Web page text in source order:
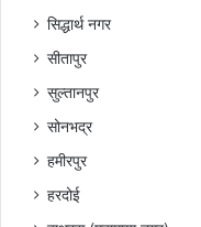
सिद्धार्थ नगर
सीतापुर
सुल्तानपुर
सोनभद्र
हमीरपुर
हरदोई